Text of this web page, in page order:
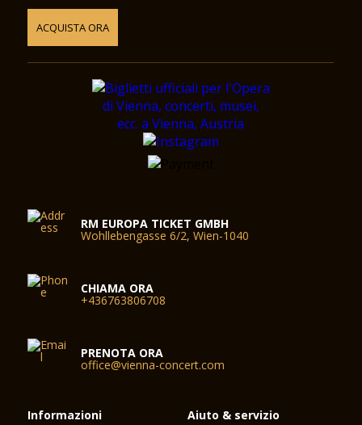
ACQUISTA ORA
RM EUROPA TICKET GMBH
Wohllebengasse 6/2, Wien-1040
CHIAMA ORA
+436763806708
PRENOTA ORA
office@vienna-concert.com
Informazioni Aiuto & servizio